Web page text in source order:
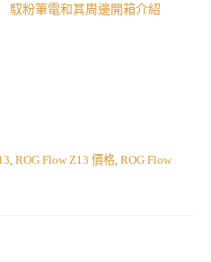
馭粉筆電和其周邊開箱介紹
, ROG Flow Z13 價格, ROG Flow